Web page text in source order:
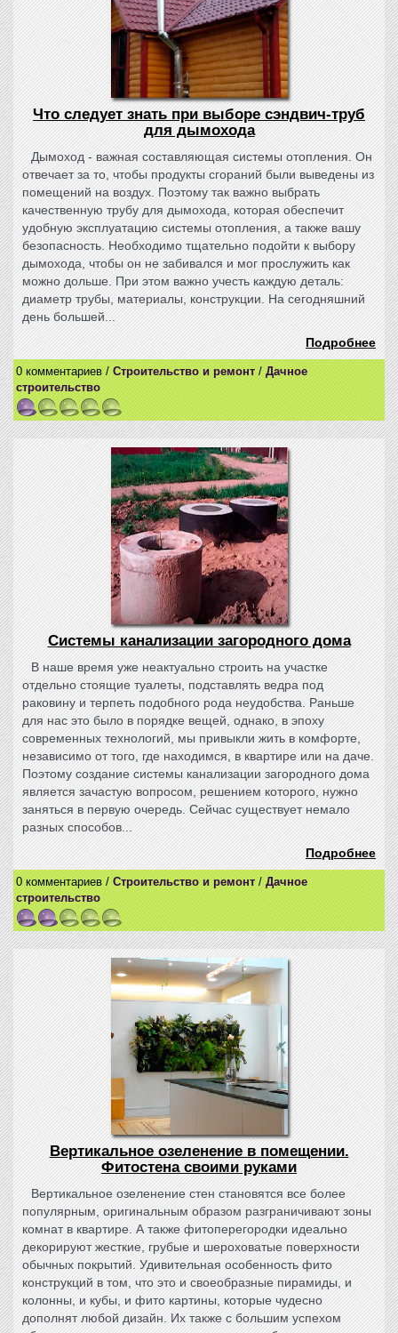
Что следует знать при выборе сэндвич-труб
для дымохода
Дымоход - важная составляющая системы отопления. Он
отвечает за то, чтобы продукты сгораний были выведены из
помещений на воздух. Поэтому так важно выбрать
качественную трубу для дымохода, которая обеспечит
удобную эксплуатацию системы отопления, а также вашу
безопасность. Необходимо тщательно подойти к выбору
дымохода, чтобы он не забивался и мог прослужить как
можно дольше. При этом важно учесть каждую деталь:
диаметр трубы, материалы, конструкции. На сегодняшний
день большей...
Подробнее
0 комментариев / Строительство и ремонт / Дачное
строительство
Системы канализации загородного дома
В наше время уже неактуально строить на участке
отдельно стоящие туалеты, подставлять ведра под
раковину и терпеть подобного рода неудобства. Раньше
для нас это было в порядке вещей, однако, в эпоху
современных технологий, мы привыкли жить в комфорте,
независимо от того, где находимся, в квартире или на даче.
Поэтому создание системы канализации загородного дома
является зачастую вопросом, решением которого, нужно
заняться в первую очередь. Сейчас существует немало
разных способов...
Подробнее
0 комментариев / Строительство и ремонт / Дачное
строительство
Вертикальное озеленение в помещении.
Фитостена своими руками
Вертикальное озеленение стен становятся все более
популярным, оригинальным образом разграничивают зоны
комнат в квартире. А также фитоперегородки идеально
декорируют жесткие, грубые и шероховатые поверхности
обычных покрытий. Удивительная особенность фито
конструкций в том, что это и своеобразные пирамиды, и
колонны, и кубы, и фито картины, которые чудесно
дополнят любой дизайн. Их также с большим успехом